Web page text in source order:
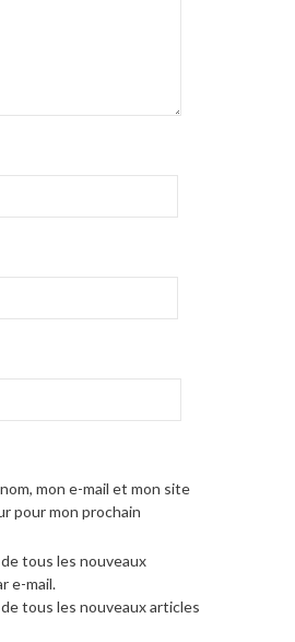
mon e-mail et mon site
pour mon prochain
tous les nouveaux
e-mail.
tous les nouveaux articles